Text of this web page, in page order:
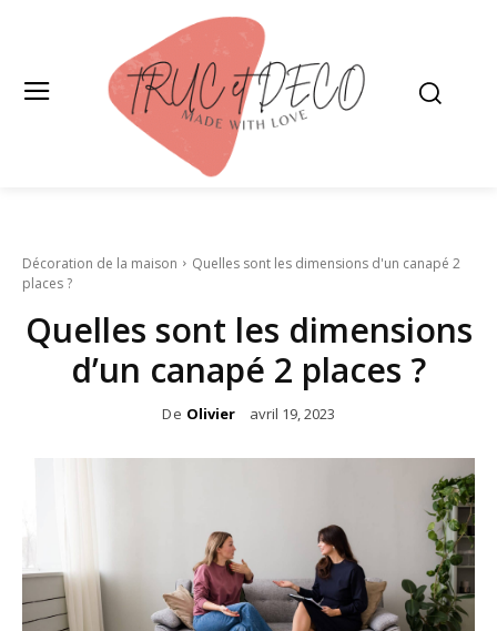
Décoration de la maison
Quelles sont les dimensions d'un canapé 2
places ?
Quelles sont les dimensions
d’un canapé 2 places ?
De Olivier avril 19, 2023